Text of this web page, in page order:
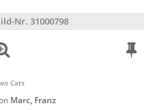
Nr. 31000798
Cats
Marc, Franz